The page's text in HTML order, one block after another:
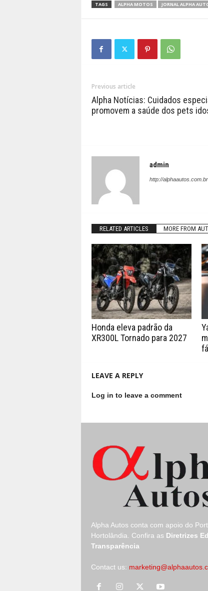
TAGS ALPHA MOTOS JORNAL ALPHA
Previous article
Alpha Notícias: Cuidados
promovem a saúde dos pets
admin
http://alphaautos.com.br
RELATED ARTICLES MORE FROM
Honda eleva padrão da
XR300L Tornado para 2027
LEAVE A REPLY
Log in to leave a comment
Alpha Autos conta com apoio do
Hortolândia.
Confira as Diretrizes
Transparência
Contact us: